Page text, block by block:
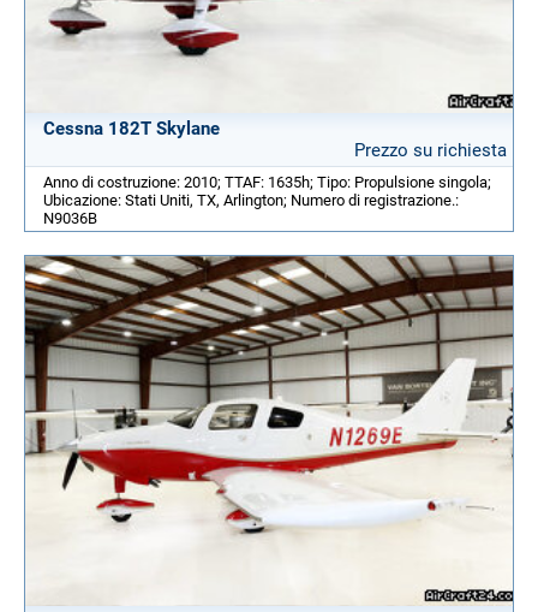
Cessna 182T Skylane
Prezzo su richiesta
Anno di costruzione: 2010; TTAF: 1635h; Tipo: Propulsione singola;
Ubicazione: Stati Uniti, TX, Arlington; Numero di registrazione.:
N9036B